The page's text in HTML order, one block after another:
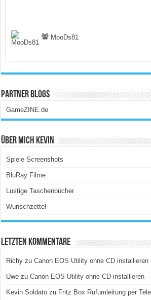
MooDs81
Partner Blogs
GameZINE.de
Über Mich Kevin
Spiele Screenshots
BluRay Filme
Lustige Taschenbücher
Wunschzettel
Letzten Kommentare
Richy zuCanon EOS Utility ohne CD installieren
Uwe zuCanon EOS Utility ohne CD installieren
Kevin Soldato zu Fritz Box Rufumleitung per